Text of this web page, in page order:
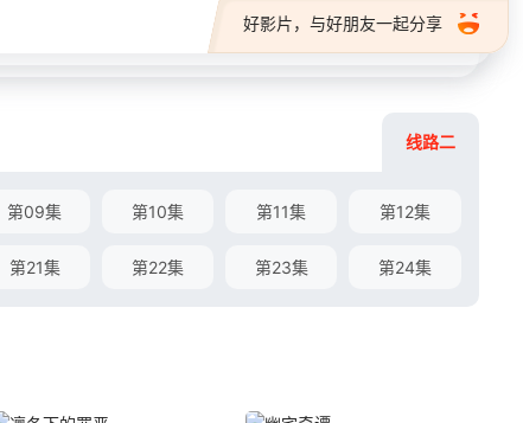
好影片，与好朋友一起分享
线路二
第09集 第10集 第11集 第12集
第21集 第22集 第23集 第24集